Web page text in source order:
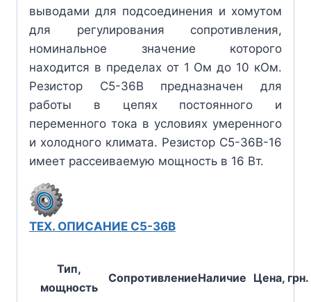
выводами для подсоединения и хомутом
для регулирования сопротивления,
номинальное значение которого
находится в пределах от 1 Ом до 10 кОм.
Резистор С5-36В предназначен для
работы в цепях постоянного и
переменного тока в условиях умеренного
и холодного климата. Резистор С5-36В-16
имеет рассеиваемую мощность в 16 Вт.
ТЕХ. ОПИСАНИЕ С5-36В
Тип,
мощность
СопротивлениеНаличие Цена, грн.